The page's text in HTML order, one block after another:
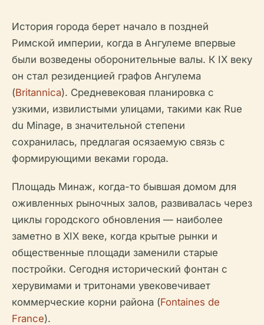
История города берет начало в поздней
Римской империи, когда в Ангулеме впервые
были возведены оборонительные валы. К IX веку
он стал резиденцией графов Ангулема
(Britannica). Средневековая планировка с
узкими, извилистыми улицами, такими как Rue
du Minage, в значительной степени
сохранилась, предлагая осязаемую связь с
формирующими веками города.
Площадь Минаж, когда-то бывшая домом для
оживленных рыночных залов, развивалась через
циклы городского обновления — наиболее
заметно в XIX веке, когда крытые рынки и
общественные площади заменили старые
постройки. Сегодня исторический фонтан с
херувимами и тритонами увековечивает
коммерческие корни района (Fontaines de
France).